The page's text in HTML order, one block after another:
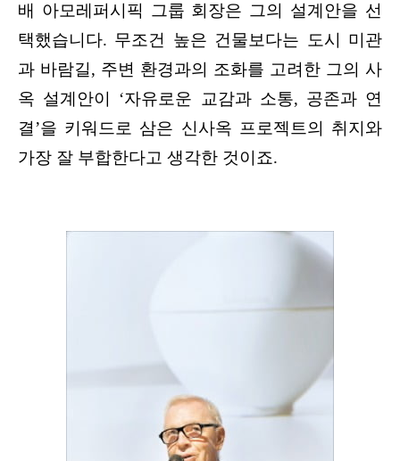
배 아모레퍼시픽 그룹 회장은 그의 설계안을 선
택했습니다. 무조건 높은 건물보다는 도시 미관
과 바람길, 주변 환경과의 조화를 고려한 그의 사
옥 설계안이
‘자유로운 교감과 소통, 공존과 연
결’을 키워드로 삼은 신사옥 프로젝트의 취지와
가장 잘 부합한다고 생각한 것이죠.